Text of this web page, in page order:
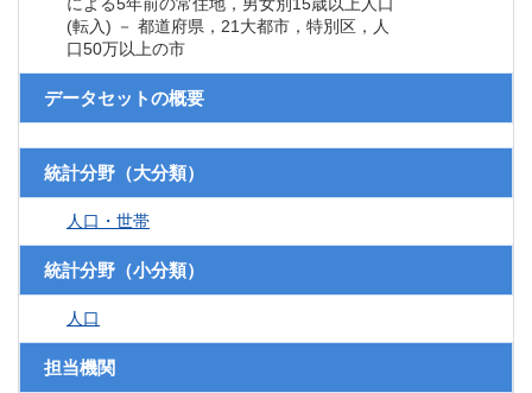
による5年前の常住地，男女別15歳以上人口
(転入) － 都道府県，21大都市，特別区，人
口50万以上の市
データセットの概要
統計分野（大分類）
人口・世帯
統計分野（小分類）
人口
担当機関